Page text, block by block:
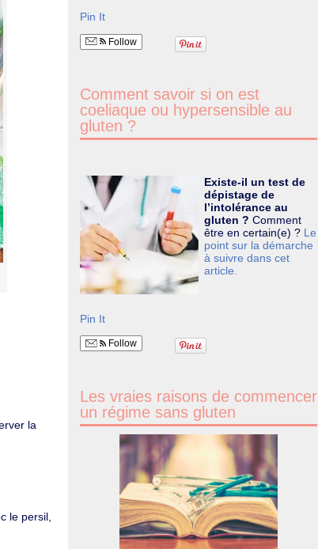
la
le persil,
Pin It
Follow
Comment savoir si on est
coeliaque ou hypersensible au
gluten ?
Existe-il un test de
dépistage de
l’intolérance au
gluten ?Comment
être en certain(e) ? Le
point sur la démarche
à suivre dans cet
article.
Pin It
Follow
Les vraies raisons de commencer
un régime sans gluten